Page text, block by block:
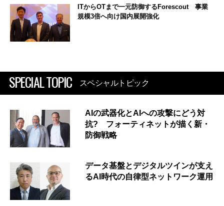
ITからOTまで一元防御するForescout 事業
規模3倍へ向け国内展開強化
SPECIAL TOPIC スペシャルトピック
AIの武器化とAIへの攻撃にどう対
抗? フォーティネットが描く新・
防御戦略
データ基盤とデジタルツインが支え
るAI時代の自律型ネットワーク運用